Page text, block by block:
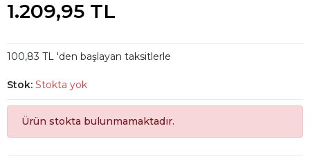
1.209,95 TL
100,83 TL 'den başlayan taksitlerle
Stok: Stokta yok
Ürün stokta bulunmamaktadır.